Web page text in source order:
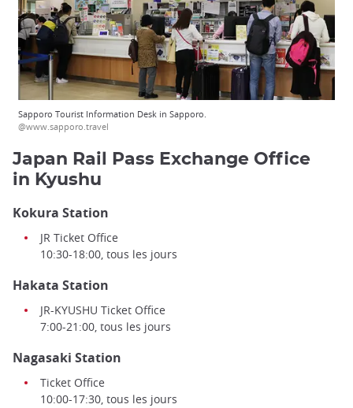
Sapporo Tourist Information Desk in Sapporo.
@www.sapporo.travel
Japan Rail Pass Exchange Office
in Kyushu
Kokura Station
JR Ticket Office
10:30-18:00, tous les jours
Hakata Station
JR-KYUSHU Ticket Office
7:00-21:00, tous les jours
Nagasaki Station
Ticket Office
10:00-17:30, tous les jours